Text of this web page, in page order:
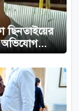
ছিনতাইয়ের
অভিযোগ...